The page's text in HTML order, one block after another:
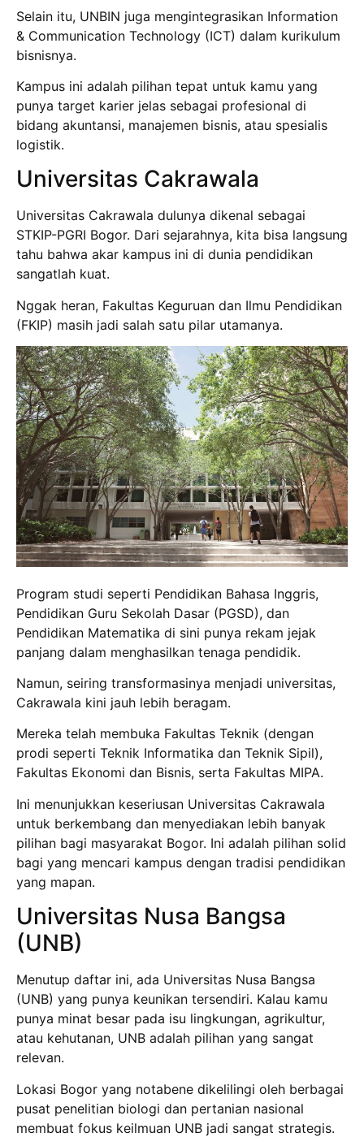
Selain itu, UNBIN juga mengintegrasikan Information
& Communication Technology (ICT) dalam kurikulum
bisnisnya.
Kampus ini adalah pilihan tepat untuk kamu yang
punya target karier jelas sebagai profesional di
bidang akuntansi, manajemen bisnis, atau spesialis
logistik.
Universitas Cakrawala
Universitas Cakrawala dulunya dikenal sebagai
STKIP-PGRI Bogor. Dari sejarahnya, kita bisa langsung
tahu bahwa akar kampus ini di dunia pendidikan
sangatlah kuat.
Nggak heran, Fakultas Keguruan dan Ilmu Pendidikan
(FKIP) masih jadi salah satu pilar utamanya.
Program studi seperti Pendidikan Bahasa Inggris,
Pendidikan Guru Sekolah Dasar (PGSD), dan
Pendidikan Matematika di sini punya rekam jejak
panjang dalam menghasilkan tenaga pendidik.
Namun, seiring transformasinya menjadi universitas,
Cakrawala kini jauh lebih beragam.
Mereka telah membuka Fakultas Teknik (dengan
prodi seperti Teknik Informatika dan Teknik Sipil),
Fakultas Ekonomi dan Bisnis, serta Fakultas MIPA.
Ini menunjukkan keseriusan Universitas Cakrawala
untuk berkembang dan menyediakan lebih banyak
pilihan bagi masyarakat Bogor. Ini adalah pilihan solid
bagi yang mencari kampus dengan tradisi pendidikan
yang mapan.
Universitas Nusa Bangsa
(UNB)
Menutup daftar ini, ada Universitas Nusa Bangsa
(UNB) yang punya keunikan tersendiri. Kalau kamu
punya minat besar pada isu lingkungan, agrikultur,
atau kehutanan, UNB adalah pilihan yang sangat
relevan.
Lokasi Bogor yang notabene dikelilingi oleh berbagai
pusat penelitian biologi dan pertanian nasional
membuat fokus keilmuan UNB jadi sangat strategis.